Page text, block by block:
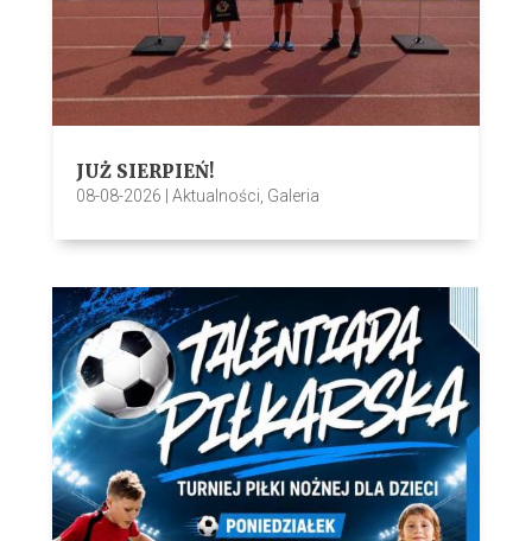
JUŻ SIERPIEŃ!
08-08-2026 Aktualności Galeria